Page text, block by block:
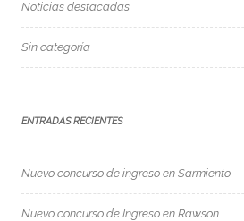
Noticias destacadas
Sin categoría
ENTRADAS RECIENTES
Nuevo concurso de ingreso en Sarmiento
Nuevo concurso de Ingreso en Rawson